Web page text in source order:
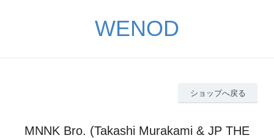
WENOD
ショップへ戻る
MNNK Bro. (Takashi Murakami & JP THE